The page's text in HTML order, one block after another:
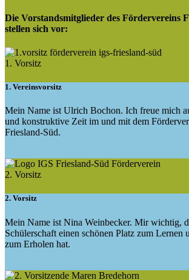
Die Vorstandsmitglieder des Fördervereins
stellen sich vor:
1. Vorsitz
1. Vereinsvorsitz
Mein Name ist Ulrich Bochon. Ich freue mich
und konstruktive Zeit im und mit dem
Friesland-Süd.
2. Vorsitz
2. Vorsitz
Mein Name ist Nina Weinbecker. Mir wichtig,
Schülerschaft einen schönen Platz zum Lernen
zum Erholen hat.